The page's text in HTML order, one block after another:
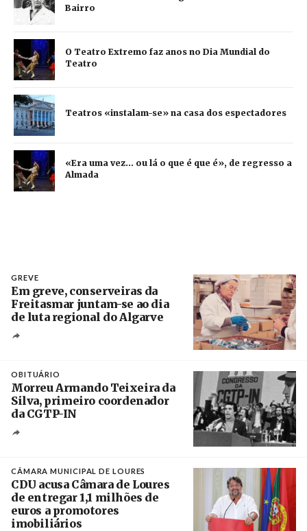
Bairro
O Teatro Extremo faz anos no Dia Mundial do
Teatro
Teatros «instalam-se» na casa dos espectadores
«Era uma vez... ou lá o que é que é», de regresso a
Almada
GREVE
Em greve, conserveiras da
Freitasmar juntam-se ao dia
de luta regional do Algarve
OBITUÁRIO
Morreu Armando Teixeira da
Silva, primeiro coordenador
da CGTP-IN
CÂMARA MUNICIPAL DE LOURES
CDU acusa Câmara de Loures
de entregar 1,1 milhões de
euros a promotores
imobiliários